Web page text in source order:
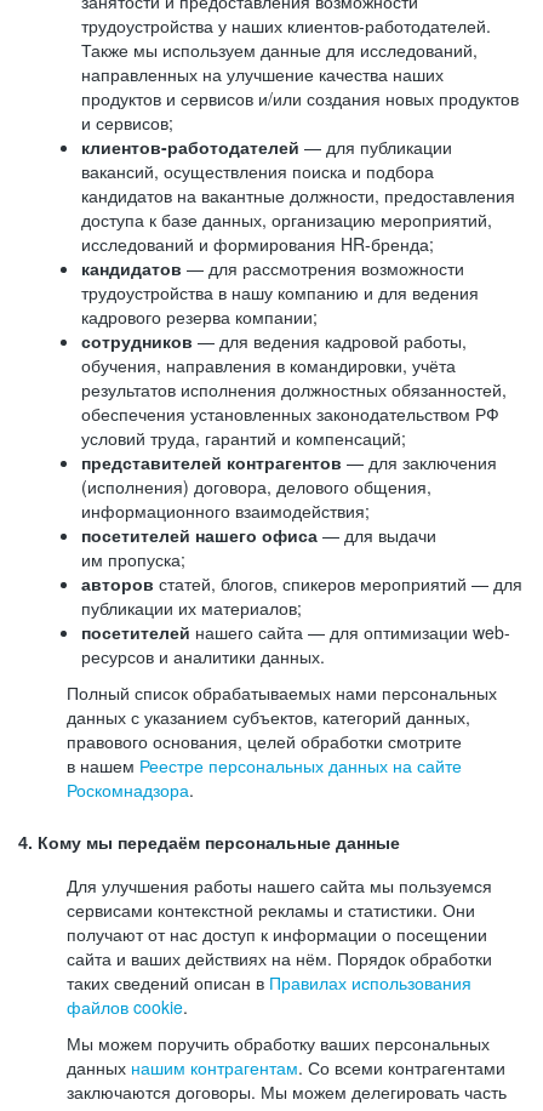
трудоустройства у наших клиентов-работодателей.
Также мы используем данные для исследований,
направленных на улучшение качества наших
продуктов и сервисов и/или создания новых продуктов
и сервисов;
клиентов-работодателей — для публикации
вакансий, осуществления поиска и подбора
кандидатов на вакантные должности, предоставления
доступа к базе данных, организацию мероприятий,
исследований и формирования HR-бренда;
кандидатов — для рассмотрения возможности
трудоустройства в нашу компанию и для ведения
кадрового резерва компании;
сотрудников — для ведения кадровой работы,
обучения, направления в командировки, учёта
результатов исполнения должностных обязанностей,
обеспечения установленных законодательством РФ
условий труда, гарантий и компенсаций;
представителей контрагентов — для заключения
(исполнения) договора, делового общения,
информационного взаимодействия;
посетителей нашего офиса — для выдачи
им пропуска;
авторов статей, блогов, спикеров мероприятий — для
публикации их материалов;
посетителей нашего сайта — для оптимизации web-
ресурсов и аналитики данных.
Полный список обрабатываемых нами персональных
данных с указанием субъектов, категорий данных,
правового основания, целей обработки смотрите
в нашем Реестре персональных данных на сайте
Роскомнадзора.
4. Кому мы передаём персональные данные
Для улучшения работы нашего сайта мы пользуемся
сервисами контекстной рекламы и статистики. Они
получают от нас доступ к информации о посещении
сайта и ваших действиях на нём. Порядок обработки
таких сведений описан в Правилах использования
файлов cookie.
Мы можем поручить обработку ваших персональных
данных нашим контрагентам. Со всеми контрагентами
заключаются договоры. Мы можем делегировать часть